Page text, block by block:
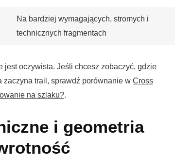
Na bardziej wymagających, stromych i
technicznych fragmentach
jest oczywista. Jeśli chcesz zobaczyć, gdzie
zaczyna trail, sprawdź porównanie w Cross
na szlaku?.
i geometria